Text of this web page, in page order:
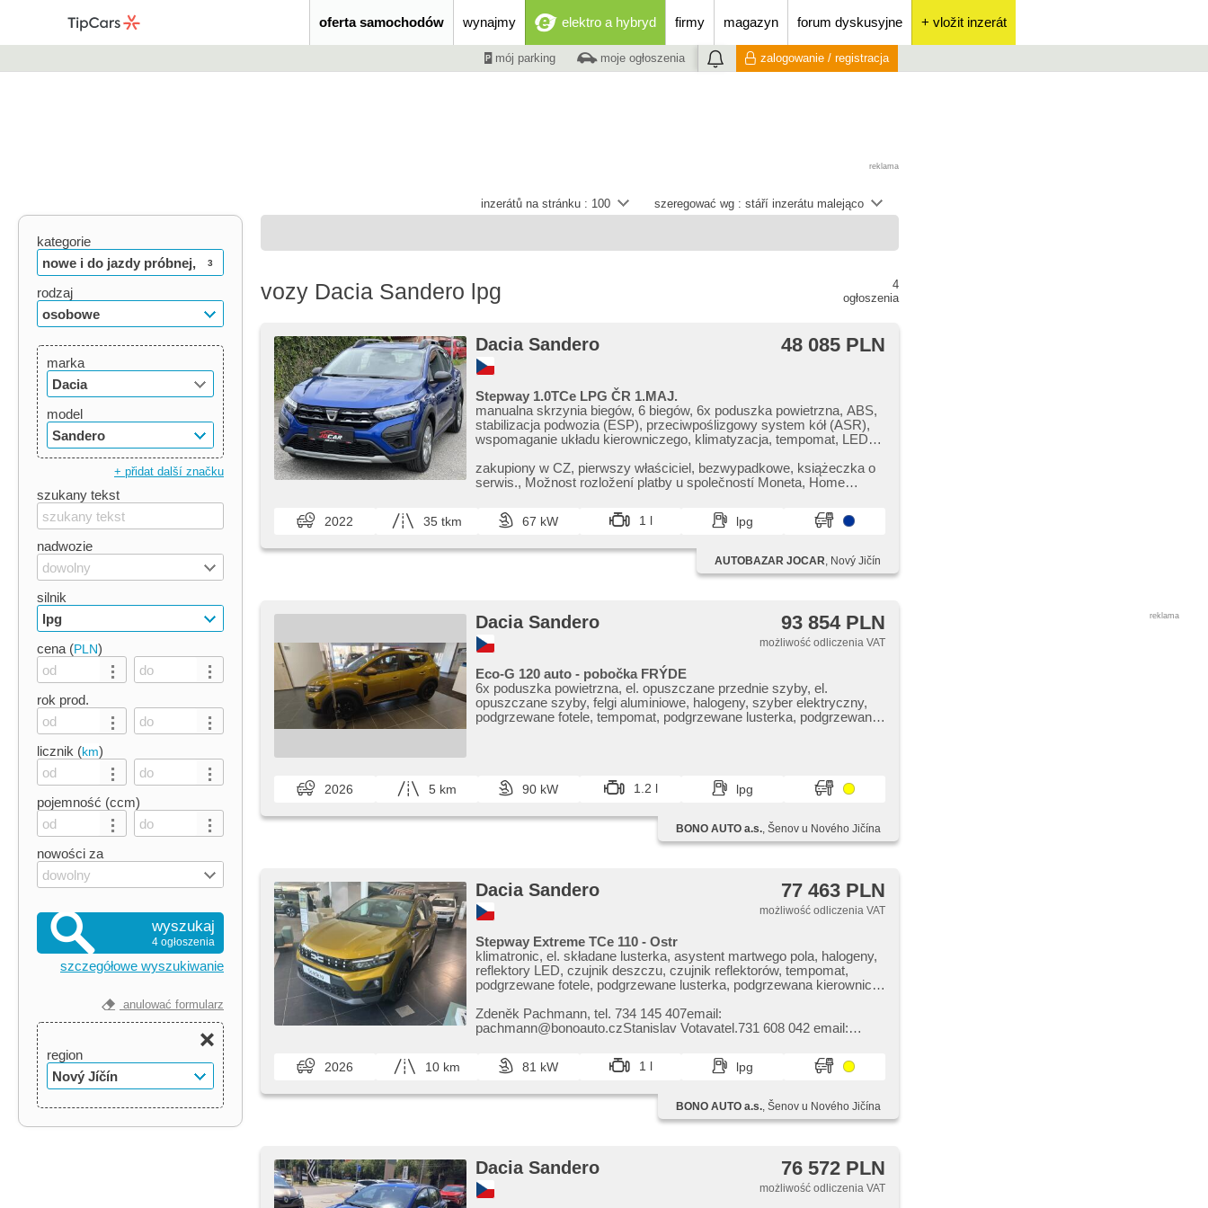
oferta samochodów wynajmy elektro a hybryd firmy magazyn forum dyskusyjne + vložit inzerát
mój parking moje ogłoszenia zalogowanie / registracja
reklama
szeregować wg : stáří inzerátu malejąco
inzerátů na stránku : 100
kategorie
nowe i do jazdy próbnej,
używane, oldtimery
3
rodzaj
osobowe
marka
Dacia
model
Sandero
+ přidat další značku
szukany tekst
nadwozie
dowolny
silnik
lpg
cena (PLN)
rok prod.
licznik (km)
pojemność (ccm)
nowości za
dowolny
wyszukaj
4 ogłoszenia
szczegółowe wyszukiwanie
anulować formularz
region
Nový Jíčín
vozy Dacia Sandero lpg
4
ogłoszenia
Dacia Sandero 48 085 PLN
Stepway 1.0TCe LPG ČR 1.MAJ.
manualna skrzynia biegów, 6 biegów, 6x poduszka powietrzna, ABS,
stabilizacja podwozia (ESP), przeciwpoślizgowy system kół (ASR),
wspomaganie układu kierowniczego, klimatyzacja, tempomat, LED
senzory přední, regulowana kierownica, kierownica wielofunkcyjna,
wyłączenie poduszki pasażera, hands free, bluetooth, el. opuszczane
zdalne, centralny zamek, isofix, aktywne siedzenie dla kierowcy,
reflektory LED, lampy tylne LED, start-stop systém, USB, radio
wycieraczka tylna, przyciemniane szyby, chowane zagłówki
zakupiony w CZ,​ pierwszy właściciel,​ bezwypadkowe,​ książeczka o
serwis.,​ Možnost rozložení platby u společností Moneta,​ Home
2022 35 tkm 67 kW 1 l lpg
AUTOBAZAR JOCAR, Nový Jičín
Dacia Sandero 93 854 PLN
możliwość odliczenia VAT
Eco-G 120 auto - pobočka FRÝDE
6x poduszka powietrzna, el. opuszczane przednie szyby, el.
opuszczane szyby, felgi aluminiowe, halogeny, szyber elektryczny,
podgrzewane fotele, tempomat, podgrzewane lusterka, podgrzewana
2026 5 km 90 kW 1.2 l lpg
BONO AUTO a.s., Šenov u Nového Jičína
Dacia Sandero 77 463 PLN
możliwość odliczenia VAT
Stepway Extreme TCe 110 - Ostr
klimatronic, el. składane lusterka, asystent martwego pola, halogeny,
reflektory LED, czujnik deszczu, czujnik reflektorów, tempomat,
podgrzewane fotele, podgrzewane lusterka, podgrzewana kierownica,
CarPlay, parkovací senzory přední, parkovací senzory zadní
Zdeněk Pachmann,​ tel. 734 145 407email:
pachmann@bonoauto.czStanislav Votavatel.731 608 042 email:
2026 10 km 81 kW 1 l lpg
BONO AUTO a.s., Šenov u Nového Jičína
Dacia Sandero 76 572 PLN
możliwość odliczenia VAT
reklama